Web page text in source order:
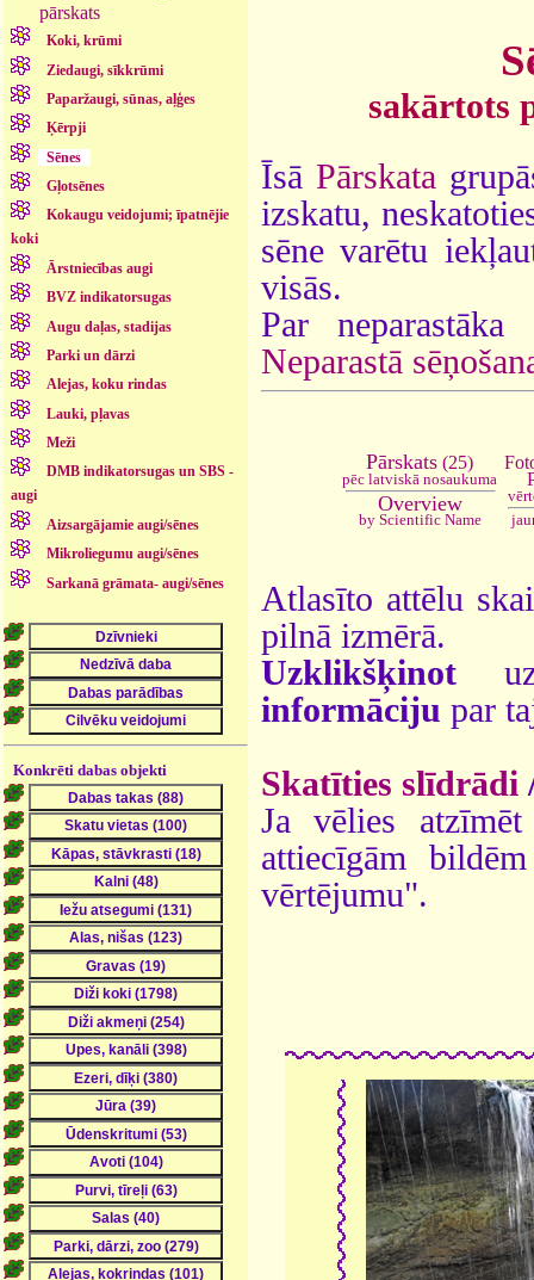
pārskats
Koki, krūmi
Ziedaugi, sīkkrūmi
Paparžaugi, sūnas, aļģes
Ķērpji
Sēnes
Gļotsēnes
Kokaugu veidojumi; īpatnējie
koki
Ārstniecības augi
BVZ indikatorsugas
Augu daļas, stadijas
Parki un dārzi
Alejas, koku rindas
Lauki, pļavas
Meži
DMB indikatorsugas un SBS -
augi
Aizsargājamie augi/sēnes
Mikroliegumu augi/sēnes
Sarkanā grāmata- augi/sēnes
Konkrēti dabas objekti
sakārtots
ĪsāPārskata
izskatu,
sēne varētu
visās.
Par
Neparastā
Pārskats (25)
pēc latviskā nosaukuma
Overview
by Scientific Name
Atlasīto attēlu
pilnā izmērā.
Uzklikšķinot
informāciju par
Skatīties slīdrādi
Ja vēlies
attiecīgām
vērtējumu".